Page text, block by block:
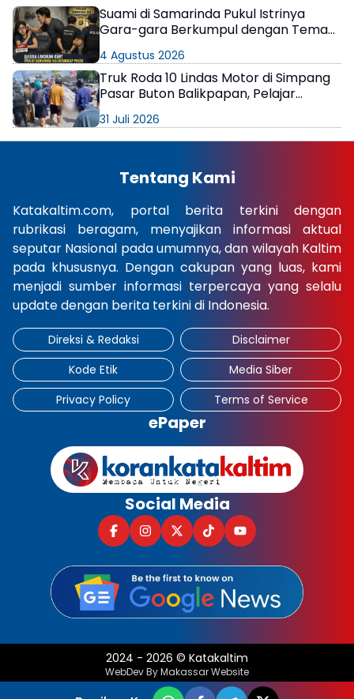
Suami di Samarinda Pukul Istrinya
Gara-gara Berkumpul dengan Teman
4 Agustus 2026
Truk Roda 10 Lindas Motor di Simpang
Pasar Buton Balikpapan, Pelajar
31 Juli 2026
Tentang Kami
Katakaltim.com, portal berita terkini dengan
rubrikasi beragam, menyajikan informasi aktual
seputar Nasional pada umumnya, dan wilayah Kaltim
pada khususnya. Dengan cakupan yang luas, kami
menjadi sumber informasi terpercaya yang selalu
update dengan berita terkini di Indonesia.
Direksi & Redaksi
Disclaimer
Kode Etik
Media Siber
Privacy Policy
Terms of Service
ePaper
Social Media
2024 - 2026 © Katakaltim
WebDev By Makassar Website